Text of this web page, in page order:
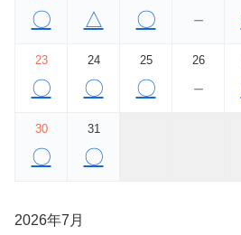
〇 △ 〇 －
23
〇
24
〇
25
〇
26
－
30
〇
31
〇
2026年7月